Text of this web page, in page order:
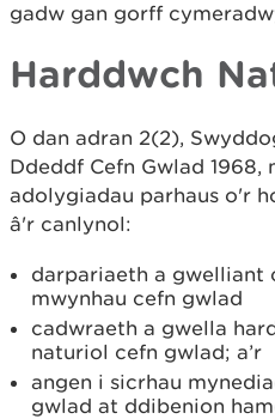
gadw gan gorff
Harddwch
O dan adran 2(2),
Ddeddf Cefn Gwlad 1968,
adolygiadau parhaus o'r
â'r canlynol:
darpariaeth a gwelliant
mwynhau cefn gwlad
cadwraeth a gwella
naturiol cefn gwlad; a’r
angen i sicrhau
gwlad at ddibenion